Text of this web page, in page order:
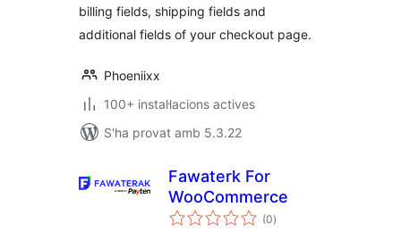
billing fields, shipping fields and
additional fields of your checkout page.
Phoeniixx
100+ instal·lacions actives
S'ha provat amb 5.3.22
Fawaterk For
WooCommerce
(0puntuacions
totals
)